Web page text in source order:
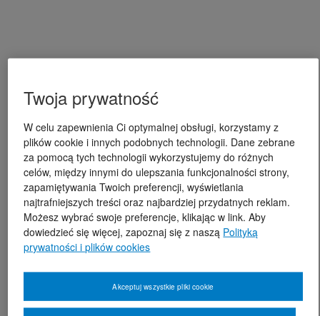
Twoja prywatność
W celu zapewnienia Ci optymalnej obsługi, korzystamy z
plików cookie i innych podobnych technologii. Dane zebrane
za pomocą tych technologii wykorzystujemy do różnych
celów, między innymi do ulepszania funkcjonalności strony,
zapamiętywania Twoich preferencji, wyświetlania
najtrafniejszych treści oraz najbardziej przydatnych reklam.
Możesz wybrać swoje preferencje, klikając w link. Aby
dowiedzieć się więcej, zapoznaj się z naszą Polityką
prywatności i plików cookies
Akceptuj wszystkie pliki cookie